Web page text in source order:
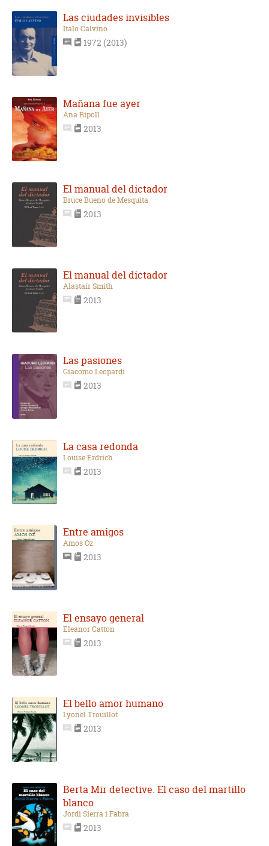
Las ciudades invisibles
Italo Calvino
1972 (2013)
Mañana fue ayer
Ana Ripoll
2013
El manual del dictador
Bruce Bueno de Mesquita
2013
El manual del dictador
Alastair Smith
2013
Las pasiones
Giacomo Leopardi
2013
La casa redonda
Louise Erdrich
2013
Entre amigos
Amos Oz
2013
El ensayo general
Eleanor Catton
2013
El bello amor humano
Lyonel Trouillot
2013
Berta Mir detective. El caso del martillo
blanco
Jordi Sierra i Fabra
2013